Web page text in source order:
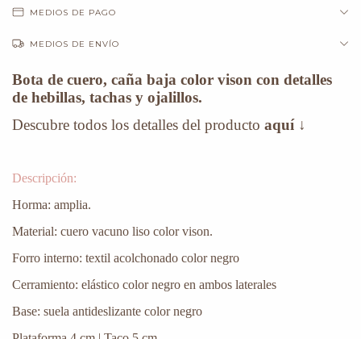
MEDIOS DE PAGO
MEDIOS DE ENVÍO
Bota de cuero, caña baja color vison con detalles
de hebillas, tachas y ojalillos.
Descubre todos los detalles del producto aquí ↓
Descripción:
Horma: amplia.
Material: cuero vacuno liso color vison.
Forro interno: textil acolchonado color negro
Cerramiento: elástico color negro en ambos laterales
Base: suela antideslizante color negro